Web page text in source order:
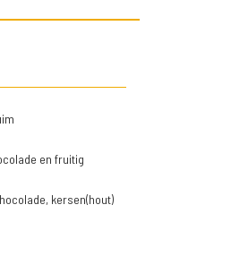
en fruitig
kersen(hout)